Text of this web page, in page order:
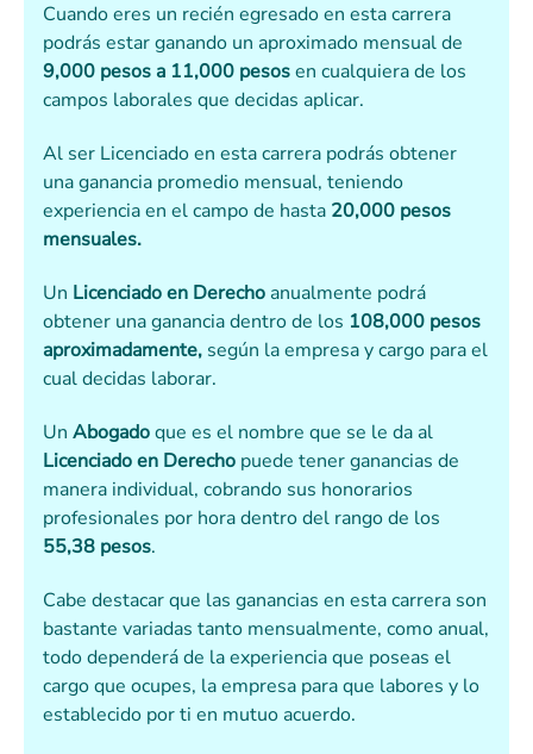
Cuando eres un recién egresado en esta carrera
podrás estar ganando un aproximado mensual de
9,000 pesos a 11,000 pesosen cualquiera de los
campos laborales que decidas aplicar.
Al ser Licenciado en esta carrera podrás obtener
una ganancia promedio mensual, teniendo
experiencia en el campo de hasta 20,000 pesos
mensuales.
Un Licenciado en Derecho anualmente podrá
obtener una ganancia dentro de los 108,000 pesos
aproximadamente, según la empresa y cargo para el
cual decidas laborar.
Un Abogadoque es el nombre que se le da al
Licenciado en Derecho puede tener ganancias de
manera individual, cobrando sus honorarios
profesionales por hora dentro del rango de los
55,38 pesos.
Cabe destacar que las ganancias en esta carrera son
bastante variadas tanto mensualmente, como anual,
todo dependerá de la experiencia que poseas el
cargo que ocupes, la empresa para que labores y lo
establecido por ti en mutuo acuerdo.